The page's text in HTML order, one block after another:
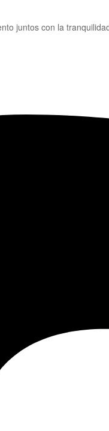
juntos con la